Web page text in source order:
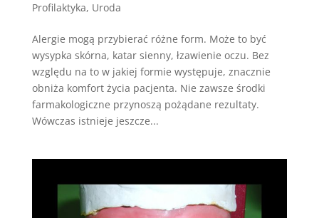
Profilaktyka, Uroda
Alergie mogą przybierać różne form. Może to być
wysypka skórna, katar sienny, łzawienie oczu. Bez
względu na to w jakiej formie występuje, znacznie
obniża komfort życia pacjenta. Nie zawsze środki
farmakologiczne przynoszą pożądane rezultaty.
Wówczas istnieje jeszcze...